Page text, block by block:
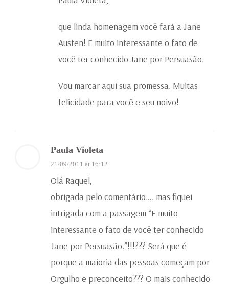
que linda homenagem você fará a Jane
Austen! E muito interessante o fato de
você ter conhecido Jane por Persuasão.
Vou marcar aqui sua promessa. Muitas
felicidade para você e seu noivo!
Paula Violeta
21/09/2011 at 16:12
Olá Raquel,
obrigada pelo comentário…. mas fiquei
intrigada com a passagem “E muito
interessante o fato de você ter conhecido
Jane por Persuasão.”!!!??? Será que é
porque a maioria das pessoas começam por
Orgulho e preconceito??? O mais conhecido